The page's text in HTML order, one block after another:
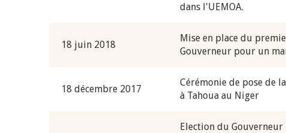
dans l'UEMOA.
18 juin 2018
Mise en place du
Gouverneur pour un
18 décembre 2017
Cérémonie de pose de
à Tahoua au Niger
Election du